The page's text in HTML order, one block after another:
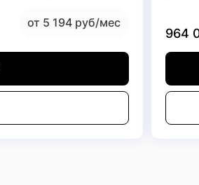
от 5 194 руб/мес
964